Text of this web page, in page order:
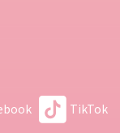
TikTok